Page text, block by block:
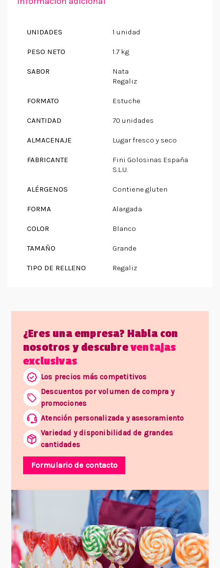
UNIDADES 1 unidad
PESO NETO 1.7 kg
SABOR
Nata
Regaliz
FORMATO Estuche
CANTIDAD 70 unidades
ALMACENAJE Lugar fresco y seco
FABRICANTE
Fini Golosinas España
S.L.U.
ALÉRGENOS Contiene gluten
FORMA Alargada
COLOR Blanco
TAMAÑO Grande
TIPO DE RELLENO Regaliz
¿Eres una empresa? Habla con
nosotros y descubreventajas
exclusivas
Los precios más competitivos
Descuentos por volumen de compra y
promociones
Atención personalizada y asesoramiento
Variedad y disponibilidad de grandes
cantidades
Formulario de contacto